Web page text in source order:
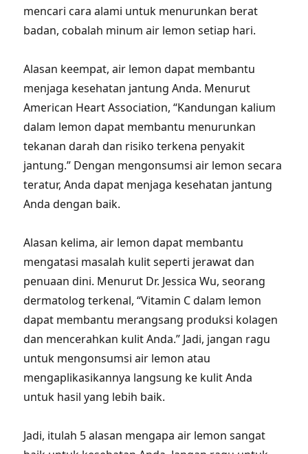
mencari cara alami untuk menurunkan berat
badan, cobalah minum air lemon setiap hari.
Alasan keempat, air lemon dapat membantu
menjaga kesehatan jantung Anda. Menurut
American Heart Association, “Kandungan kalium
dalam lemon dapat membantu menurunkan
tekanan darah dan risiko terkena penyakit
jantung.” Dengan mengonsumsi air lemon secara
teratur, Anda dapat menjaga kesehatan jantung
Anda dengan baik.
Alasan kelima, air lemon dapat membantu
mengatasi masalah kulit seperti jerawat dan
penuaan dini. Menurut Dr. Jessica Wu, seorang
dermatolog terkenal, “Vitamin C dalam lemon
dapat membantu merangsang produksi kolagen
dan mencerahkan kulit Anda.” Jadi, jangan ragu
untuk mengonsumsi air lemon atau
mengaplikasikannya langsung ke kulit Anda
untuk hasil yang lebih baik.
Jadi, itulah 5 alasan mengapa air lemon sangat